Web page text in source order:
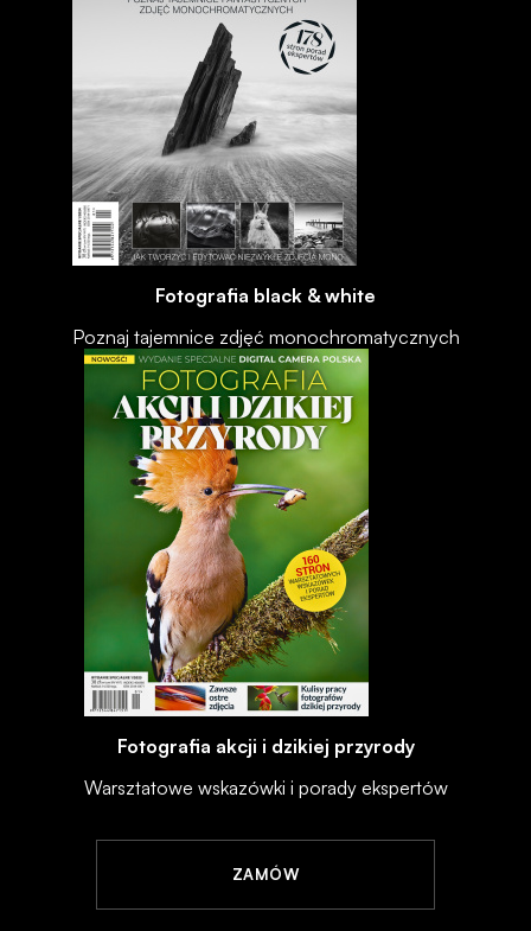
Fotografia black & white
Poznaj tajemnice zdjęć monochromatycznych
Fotografia akcji i dzikiej przyrody
Warsztatowe wskazówki i porady ekspertów
ZAMÓW